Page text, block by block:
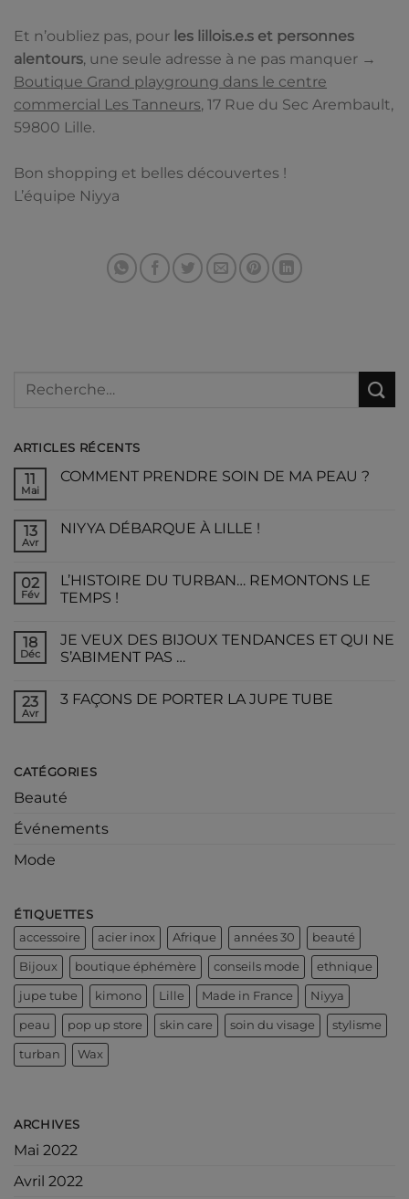
Et n’oubliez pas, pour les lillois.e.s et personnes
alentours, une seule adresse à ne pas manquer →
Boutique Grand playgroung dans le centre
commercial Les Tanneurs, 17 Rue du Sec Arembault,
59800 Lille.
Bon shopping et belles découvertes !
L’équipe Niyya
ARTICLES RÉCENTS
11
Mai
COMMENT PRENDRE SOIN DE MA PEAU ?
13
Avr
NIYYA DÉBARQUE À LILLE !
02
Fév
L’HISTOIRE DU TURBAN… REMONTONS LE
TEMPS !
18
Déc
JE VEUX DES BIJOUX TENDANCES ET QUI NE
S’ABIMENT PAS …
23
Avr
3 FAÇONS DE PORTER LA JUPE TUBE
CATÉGORIES
Beauté
Événements
Mode
ÉTIQUETTES
accessoire
acier inox Afrique années 30 beauté
Bijoux boutique éphémère conseils mode ethnique
jupe tube kimono Lille Made in France Niyya
peau pop up store skin care soin du visage stylisme
turban Wax
ARCHIVES
Mai 2022
Avril 2022